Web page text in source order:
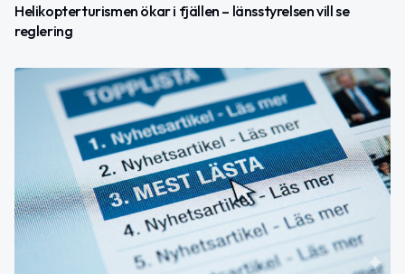
Helikopterturismen ökar i fjällen – länsstyrelsen vill se
reglering